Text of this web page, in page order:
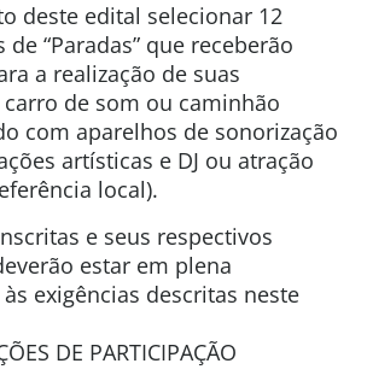
deste edital selecionar 12
“Paradas” que receberão
a realização de suas
de som ou caminhão
com aparelhos de sonorização
artísticas e DJ ou atração
local).
e seus respectivos
estar em plena
exigências descritas neste
DE PARTICIPAÇÃO